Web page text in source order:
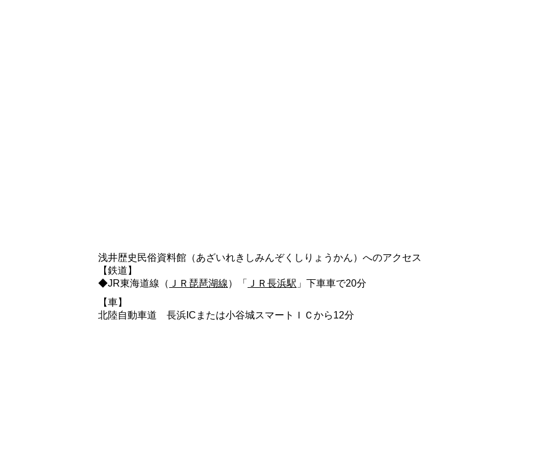
浅井歴史民俗資料館（あざいれきしみんぞくしりょうかん）へのアクセス
【鉄道】
◆JR東海道線（ ＪＲ琵琶湖線）「 ＪＲ長浜駅 」下車車で20分
【車】
北陸自動車道 長浜ICまたは小谷城スマートＩＣから12分